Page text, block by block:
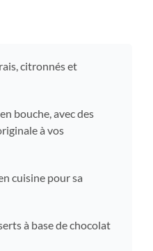
citronnés et
bouche, avec des
à vos
cuisine pour sa
à base de chocolat